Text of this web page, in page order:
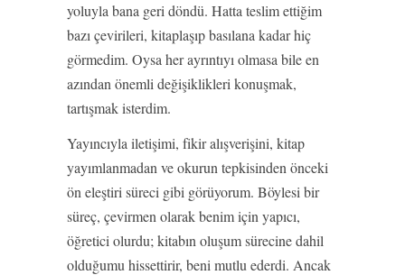
yoluyla bana geri döndü. Hatta teslim ettiğim
bazı çevirileri, kitaplaşıp basılana kadar hiç
görmedim. Oysa her ayrıntıyı olmasa bile en
azından önemli değişiklikleri konuşmak,
tartışmak isterdim.
Yayıncıyla iletişimi, fikir alışverişini, kitap
yayımlanmadan ve okurun tepkisinden önceki
ön eleştiri süreci gibi görüyorum. Böylesi bir
süreç, çevirmen olarak benim için yapıcı,
öğretici olurdu; kitabın oluşum sürecine dahil
olduğumu hissettirir, beni mutlu ederdi. Ancak